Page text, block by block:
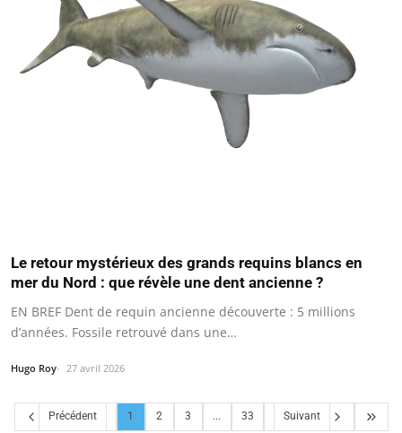
Le retour mystérieux des grands requins blancs en
mer du Nord : que révèle une dent ancienne ?
EN BREF Dent de requin ancienne découverte : 5 millions
d’années. Fossile retrouvé dans une…
Hugo Roy 27 avril 2026
Précédent 1 2 3 ... 33 Suivant